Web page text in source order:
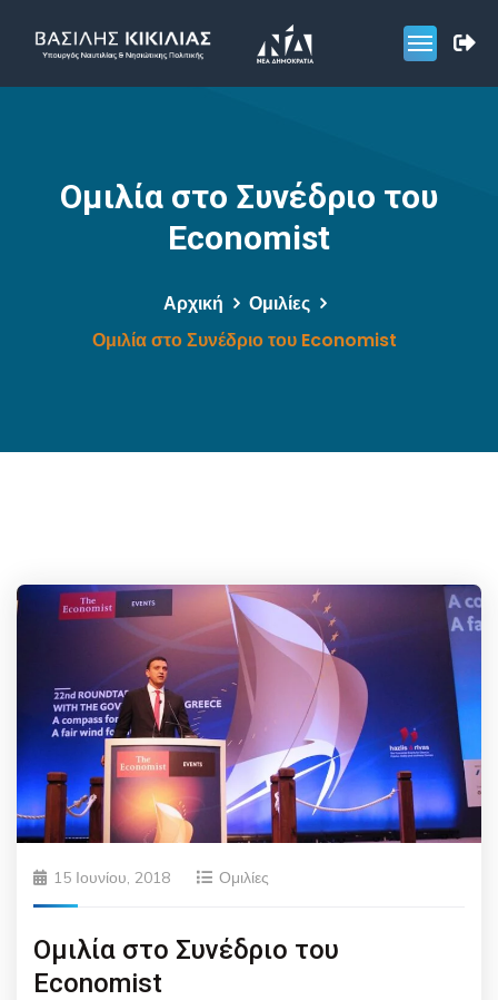
Ομιλία στο Συνέδριο του
Economist
Αρχική
Ομιλίες
Ομιλία στο Συνέδριο του Economist
15 Ιουνίου, 2018 Ομιλίες
Ομιλία στο Συνέδριο του
Economist